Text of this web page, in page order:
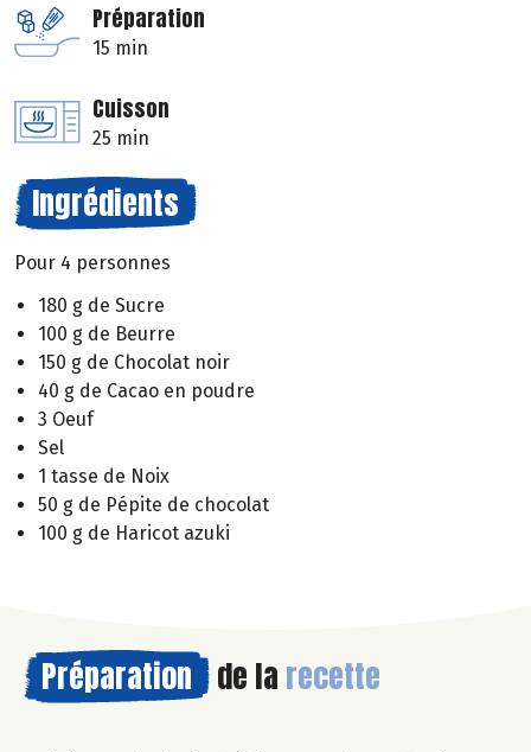
Préparation
15 min
Cuisson
25 min
Ingrédients
Pour 4 personnes
180 g de Sucre
100 g de Beurre
150 g de Chocolat noir
40 g de Cacao en poudre
3 Oeuf
Sel
1 tasse de Noix
50 g de Pépite de chocolat
100 g de Haricot azuki
Préparation de la recette